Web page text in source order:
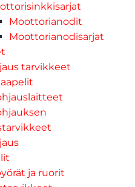
Moottorianodit
Moottorianodisarjat
tarvikkeet
ja ruorit